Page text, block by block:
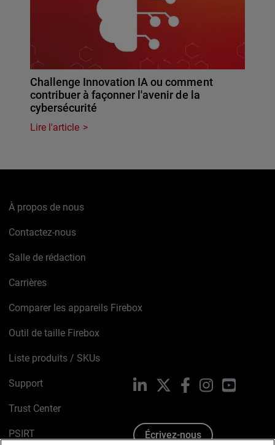
Challenge Innovation IA ou comment
contribuer à façonner l'avenir de la
cybersécurité
Lire l'article
À propos de nous
Contactez-nous
Salle de rédaction
Carrières
Comparer les appareils Firebox
Outil de taille Firebox
Liste produits / SKUs
Support
Trust Center
PSIRT
LinkedIn FacebookInstagramYouTube
Écrivez-nous